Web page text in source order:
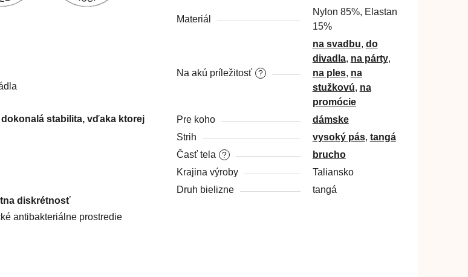
stabilita, vďaka ktorej
diskrétnosť
antibakteriálne prostredie
Materiál
Nylon 85%, Elastan
15%
?
Na akú príležitosť
na svadbu, do
divadla, na párty,
na ples, na
stužkovú, na
promócie
Pre koho
dámske
Strih
vysoký pás, tangá
?
Časť tela
brucho
Krajina výroby
Taliansko
Druh bielizne
tangá